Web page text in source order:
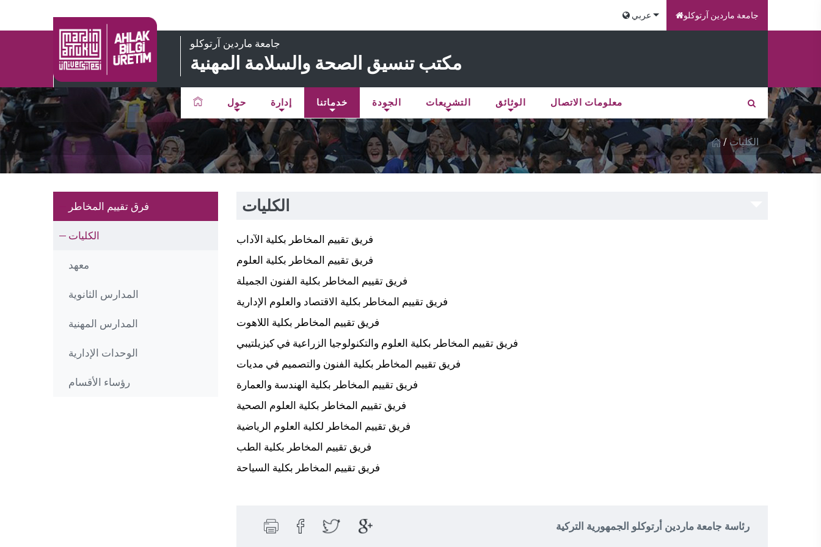
عربي جامعة ماردين آرتوكلو
جامعة ماردين آرتوكلو
مكتب تنسيق الصحة والسلامة المهنية
حول إدارة خدماتنا الجودة التشريعات الوثائق معلومات الاتصال
/ الكليات
فرق تقييم المخاطر
الكليات
معهد
المدارس الثانوية
المدارس المهنية
الوحدات الإدارية
رؤساء الأقسام
الكليات
فريق تقييم المخاطر بكلية الآداب
فريق تقييم المخاطر بكلية العلوم
فريق تقييم المخاطر بكلية الفنون الجميلة
فريق تقييم المخاطر بكلية الاقتصاد والعلوم الإدارية
فريق تقييم المخاطر بكلية اللاهوت
فريق تقييم المخاطر بكلية العلوم والتكنولوجيا الزراعية في كيزيلتيبي
فريق تقييم المخاطر بكلية الفنون والتصميم في مديات
فريق تقييم المخاطر بكلية الهندسة والعمارة
فريق تقييم المخاطر بكلية العلوم الصحية
فريق تقييم المخاطر لكلية العلوم الرياضية
فريق تقييم المخاطر بكلية الطب
فريق تقييم المخاطر بكلية السياحة
رئاسة جامعة ماردين أرتوكلو الجمهورية التركية